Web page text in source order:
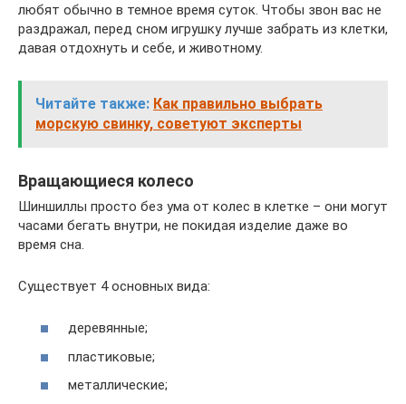
любят обычно в темное время суток. Чтобы звон вас не
раздражал, перед сном игрушку лучше забрать из клетки,
давая отдохнуть и себе, и животному.
Читайте также: Как правильно выбрать
морскую свинку, советуют эксперты
Вращающиеся колесо
Шиншиллы просто без ума от колес в клетке – они могут
часами бегать внутри, не покидая изделие даже во
время сна.
Существует 4 основных вида:
деревянные;
пластиковые;
металлические;